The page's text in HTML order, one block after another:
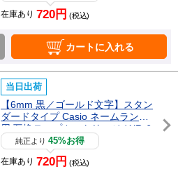
在庫あり 720円 (税込)
カートに入れる
当日出荷
【6mm 黒／ゴールド文字】スタン
ダードタイプ Casio ネームランド
用 互換テープカートリッジ / XR-6
BKG純正より45%お得
在庫あり 720円 (税込)